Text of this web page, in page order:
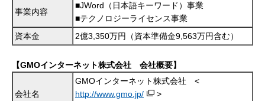
事業内容
■JWord（日本語キーワード）事業
■テクノロジーライセンス事業
資本金
2億3,350万円（資本準備金9,563万円含む）
【GMOインターネット株式会社 会社概要】
会社名
GMOインターネット株式会社 <
http://www.gmo.jp/
>